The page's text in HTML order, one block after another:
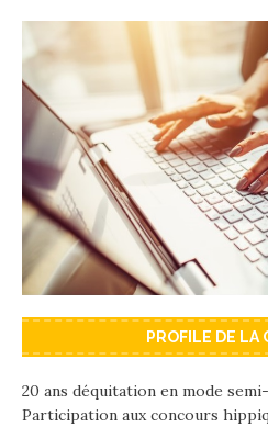
PROFILE DE LA
20 ans déquitation en mode
Participation aux concours